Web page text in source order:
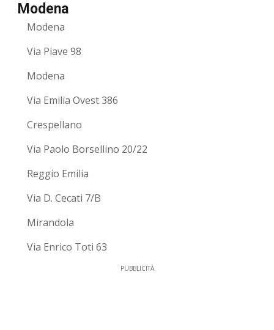
Modena
Modena
Via Piave 98
Modena
Via Emilia Ovest 386
Crespellano
Via Paolo Borsellino 20/22
Reggio Emilia
Via D. Cecati 7/B
Mirandola
Via Enrico Toti 63
PUBBLICITÀ